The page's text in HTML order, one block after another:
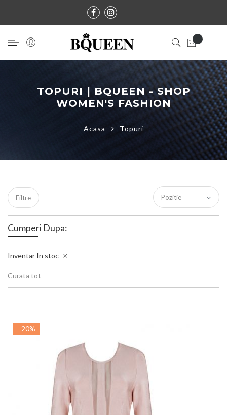
TOPURI | BQUEEN - SHOP
WOMEN'S FASHION
Acasa Topuri
-20%
Filtre
Cumperi Dupa:
Inventar In stoc
Curata tot